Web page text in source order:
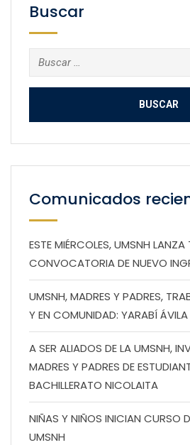
Buscar
Buscar:
Comunicados
ESTE MIÉRCOLES, UMSNH LANZA
CONVOCATORIA DE NUEVO
UMSNH, MADRES Y PADRES,
Y EN COMUNIDAD: YARABÍ ÁVILA
A SER ALIADOS DE LA UMSNH,
MADRES Y PADRES DE
BACHILLERATO NICOLAITA
NIÑAS Y NIÑOS INICIAN CURSO
UMSNH